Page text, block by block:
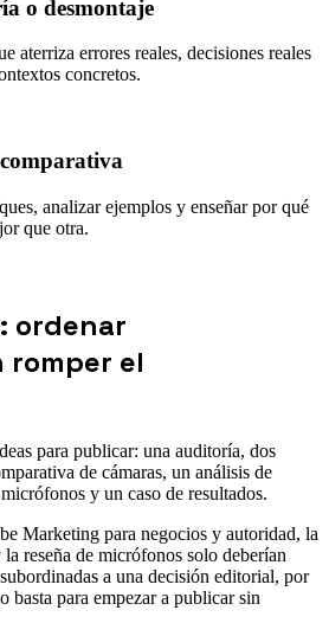
o desmontaje
aterriza errores reales, decisiones reales
concretos.
analizar ejemplos y enseñar por qué
que otra.
ordenar
romper el
para publicar: una auditoría, dos
de cámaras, un análisis de
y un caso de resultados.
Marketing para negocios y autoridad, la
reseña de micrófonos solo deberían
a una decisión editorial, por
basta para empezar a publicar sin